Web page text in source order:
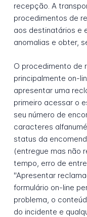
recepção. A
procedimentos de
aos destinatários e
anomalias e obter,
O procedimento de
principalmente on-
apresentar uma
primeiro acessar o
seu número de
caracteres
status da
(entregue mas não
tempo, erro de
"Apresentar
formulário on-line
problema, o
do incidente e